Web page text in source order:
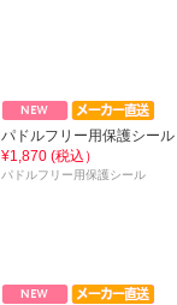
パドルフリー用保護シール
¥1,870 (税込）
パドルフリー用保護シール